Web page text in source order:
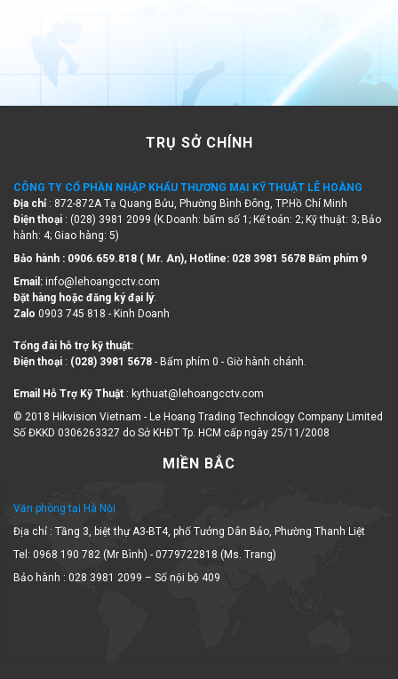
TRỤ SỞ CHÍNH
CÔNG TY CỔ PHẦN NHẬP KHẨU THƯƠNG MẠI KỸ THUẬT LÊ HOÀNG
Địa chỉ : 872-872A Tạ Quang Bửu, Phường Bình Đông, TP.Hồ Chí Minh
Điện thoại : (028) 3981 2099 (K.Doanh: bấm số 1; Kế toán: 2; Kỹ thuật: 3; Bảo
hành: 4; Giao hàng: 5)
Bảo hành : 0906.659.818 ( Mr. An), Hotline: 028 3981 5678 Bấm phím 9
Email: info@lehoangcctv.com
Đặt hàng hoặc đăng ký đại lý:
Zalo 0903 745 818 - Kinh Doanh
Tổng đài hỗ trợ kỹ thuật:
Điện thoại : (028) 3981 5678 - Bấm phím 0 - Giờ hành chánh.
Email Hỗ Trợ Kỹ Thuật : kythuat@lehoangcctv.com
© 2018 Hikvision Vietnam - Le Hoang Trading Technology Company Limited
Số ĐKKD 0306263327 do Sở KHĐT Tp. HCM cấp ngày 25/11/2008
MIỀN BẮC
Văn phòng tại Hà Nội
Địa chỉ : Tầng 3, biệt thự A3-BT4, phố Tưởng Dân Bảo, Phường Thanh Liệt
Tel: 0968 190 782 (Mr Bình) - 0779722818 (Ms. Trang)
Bảo hành : 028 3981 2099 – Số nội bộ 409